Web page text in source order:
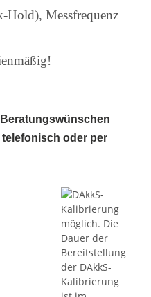
Hold), Messfrequenz
oder per